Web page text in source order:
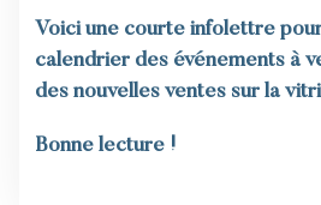
Voici une courte infolettre
calendrier des événements à
des nouvelles ventes sur la
Bonne lecture !